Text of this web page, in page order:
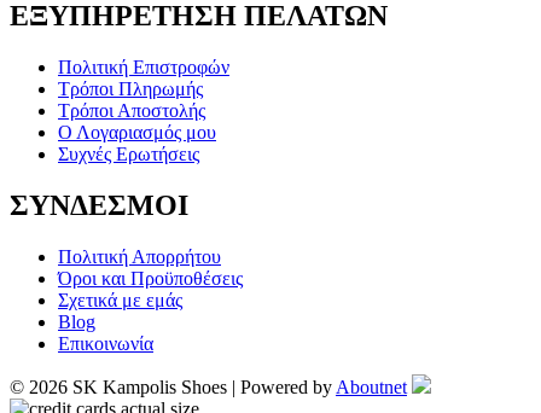
ΕΞΥΠΗΡΕΤΗΣΗ ΠΕΛΑΤΩΝ
Πολιτική Επιστροφών
Τρόποι Πληρωμής
Τρόποι Αποστολής
Ο Λογαριασμός μου
Συχνές Ερωτήσεις
ΣΥΝΔΕΣΜΟΙ
Πολιτική Απορρήτου
Όροι και Προϋποθέσεις
Σχετικά με εμάς
Blog
Επικοινωνία
© 2026 SK Kampolis Shoes | Powered by Aboutnet